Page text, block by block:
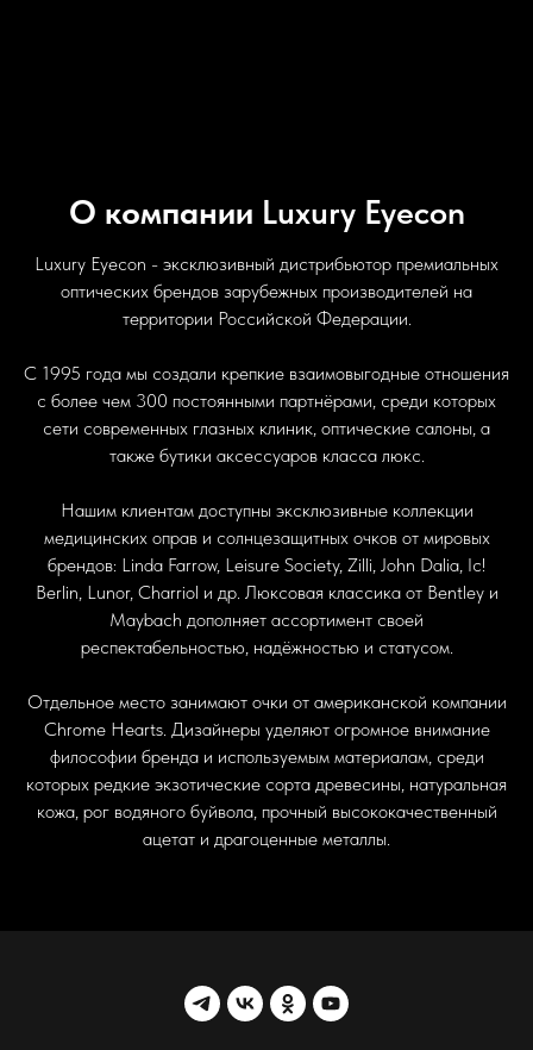
О компании Luxury Eyecon
Luxury Eyecon - эксклюзивный дистрибьютор премиальных
оптических брендов зарубежных производителей на
территории Российской Федерации.
С 1995 года мы создали крепкие взаимовыгодные отношения
с более чем 300 постоянными партнёрами, среди которых
сети современных глазных клиник, оптические салоны, а
также бутики аксессуаров класса люкс.
Нашим клиентам доступны эксклюзивные коллекции
медицинских оправ и солнцезащитных очков от мировых
брендов: Linda Farrow, Leisure Society, Zilli, John Dalia, Ic!
Berlin, Lunor, Charriol и др. Люксовая классика от Bentley и
Maybach дополняет ассортимент своей
респектабельностью, надёжностью и статусом.
Отдельное место занимают очки от американской компании
Chrome Hearts. Дизайнеры уделяют огромное внимание
философии бренда и используемым материалам, среди
которых редкие экзотические сорта древесины, натуральная
кожа, рог водяного буйвола, прочный высококачественный
ацетат и драгоценные металлы.